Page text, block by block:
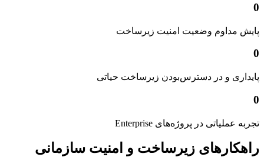
0
پایش مداوم وضعیت امنیت زیرساخت
0
پایداری و در دسترس‌بودن زیرساخت حیاتی
0
تجربه عملیاتی در پروژه‌های Enterprise
راهکارهای زیرساخت و امنیت سازمانی